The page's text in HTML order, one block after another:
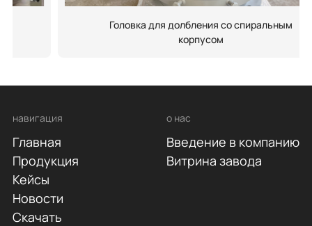
Головка для долбления со спиральным
навигация
Главная
Продукция
Кейсы
Новости
Скачать
о нас
Введение в компанию
Витрина завода